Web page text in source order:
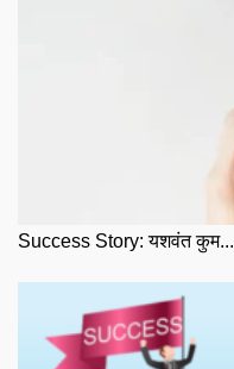
Success Story: यशवंत कुम...